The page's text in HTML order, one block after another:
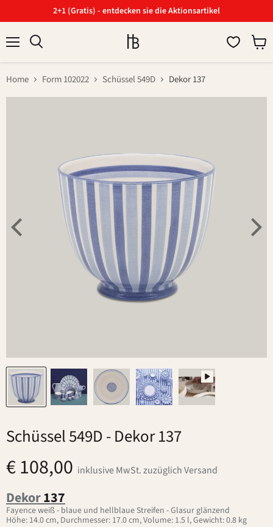
2+1 (Gratis) - entdecken sie die Aktionsartikel
Home Form 102022 Schüssel 549D Dekor 137
Schüssel 549D- Dekor 137
€ 108,00 inklusive MwSt. zuzüglich Versand
Dekor137
Fayence weiß - blaue und hellblaue Streifen - Glasur glänzend
Höhe: 14.0 cm, Durchmesser: 17.0 cm, Volume: 1.5 l, Gewicht: 0.8 kg